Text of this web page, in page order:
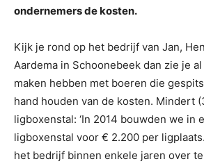
ondernemers de kosten.
Kijk je rond op het bedrijf van Jan,
Aardema in Schoonebeek dan zie je
maken hebben met boeren die
hand houden van de kosten. Mindert
ligboxenstal: ‘In 2014 bouwden we in
ligboxenstal voor € 2.200 per
het bedrijf binnen enkele jaren over